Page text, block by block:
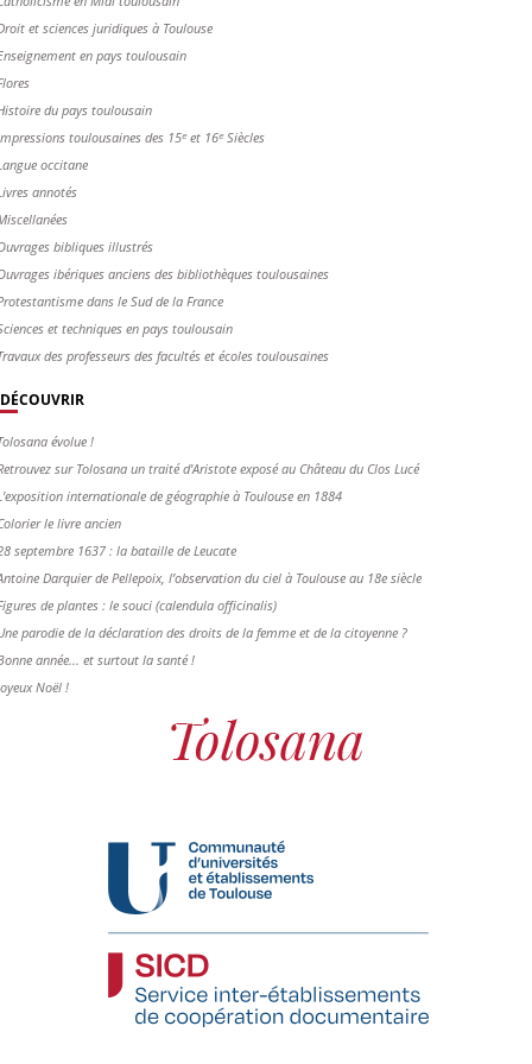
et sciences juridiques à Toulouse
en pays toulousain
du pays toulousain
toulousaines des 15ᵉ et 16ᵉ Siècles
occitane
annotés
bibliques illustrés
ibériques anciens des bibliothèques toulousaines
dans le Sud de la France
et techniques en pays toulousain
des professeurs des facultés et écoles toulousaines
DÉCOUVRIR
évolue !
sur Tolosana un traité d'Aristote exposé au Château du Clos Lucé
internationale de géographie à Toulouse en 1884
le livre ancien
septembre 1637 : la bataille de Leucate
Darquier de Pellepoix, l’observation du ciel à Toulouse au 18e siècle
de plantes : le souci (calendula officinalis)
parodie de la déclaration des droits de la femme et de la citoyenne ?
année... et surtout la santé !
Noël !